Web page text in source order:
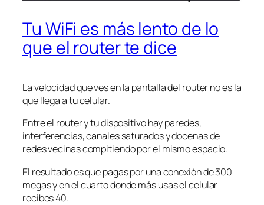
Tu WiFi es más lento de lo
que el router te dice
La velocidad que ves en la pantalla del router no es la
que llega a tu celular.
Entre el router y tu dispositivo hay paredes,
interferencias, canales saturados y docenas de
redes vecinas compitiendo por el mismo espacio.
El resultado es que pagas por una conexión de 300
megas y en el cuarto donde más usas el celular
recibes 40.